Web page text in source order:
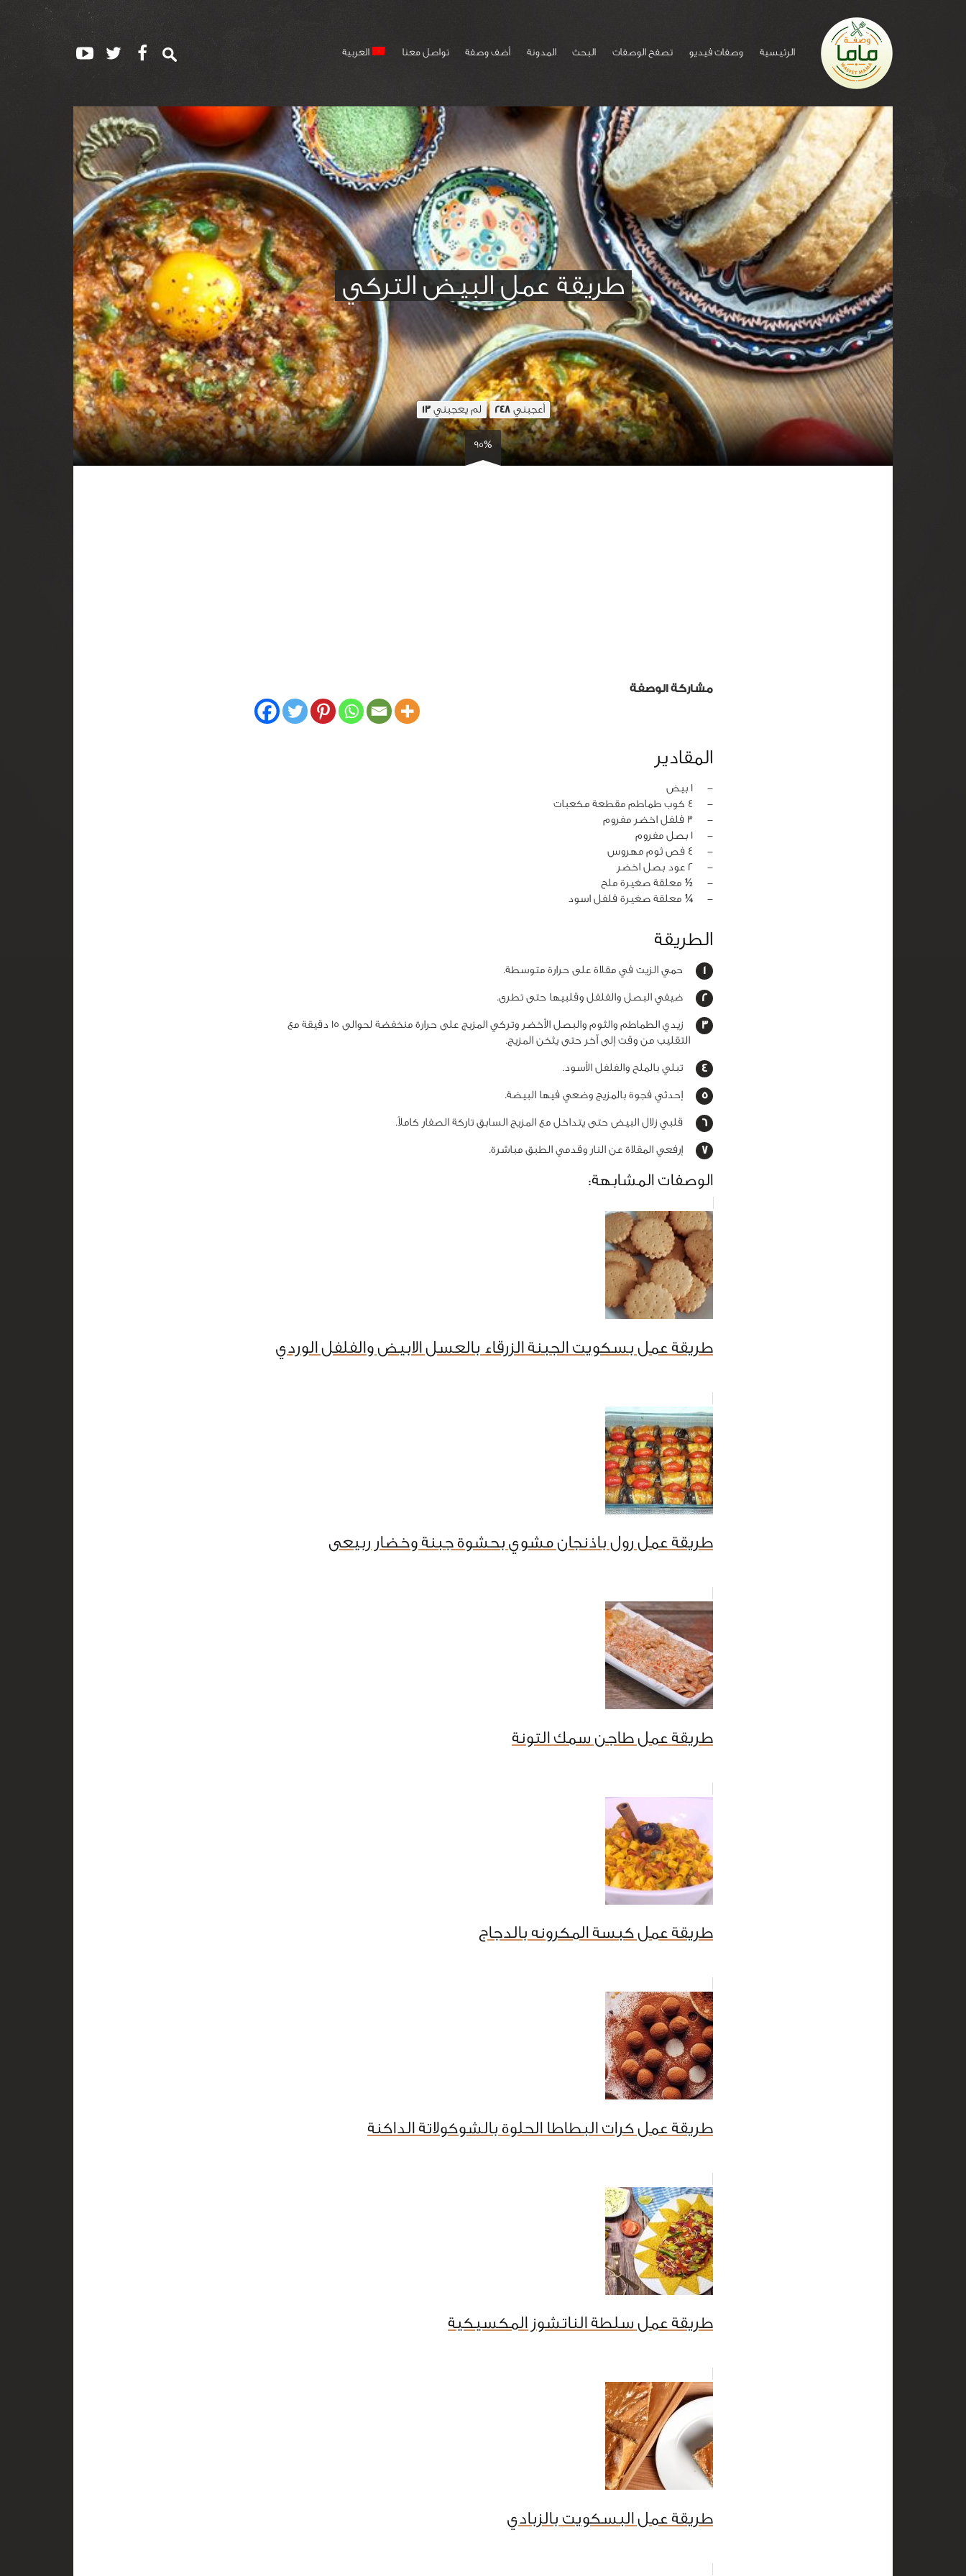
الرئيسية وصفات فيديو تصفح الوصفات البحث المدونة أضف وصفة تواصل معنا العربية
طريقة عمل البيض التركي
أعجبني248 لم يعجبني13
95%
مشاركة الوصفة
المقادير
‏-
1 بيض
‏-
4 كوب طماطم مقطعة مكعبات
‏-
3 فلفل اخضر مفروم
‏-
1 بصل مفروم
‏-
4 فص ثوم مهروس
‏-
2 عود بصل اخضر
‏-
½ معلقة صغيرة ملح
‏-
¼ معلقة صغيرة فلفل اسود
الطريقة
حمي الزيت في مقلاة على حرارة متوسطة.
ضيفي البصل والفلفل وقلبيها حتى تطرى.
زيدي الطماطم والثوم والبصل الأخضر وتركي المزيج على حرارة منخفضة لحوالى 15 دقيقة مع
التقليب من وقت إلى آخر حتى يثخن المزيج.
تبلي بالملح والفلفل الأسود.
إحدثي فجوة بالمزيج وضعي فيها البيضة.
قلبي زلال البيض حتى يتداخل مع المزيج السابق تاركة الصفار كاملاً.
إرفعي المقلاة عن النار وقدمي الطبق مباشرة.
الوصفات المشابهة:
طريقة عمل بسكويت الجبنة الزرقاء بالعسل الابيض والفلفل الوردي
طريقة عمل رول باذنجان مشوي بحشوة جبنة وخضار ربيعى
طريقة عمل طاجن سمك التونة
طريقة عمل كبسة المكرونه بالدجاج
طريقة عمل كرات البطاطا الحلوة بالشوكولاتة الداكنة
طريقة عمل سلطة الناتشوز المكسيكية
طريقة عمل البسكويت بالزبادي